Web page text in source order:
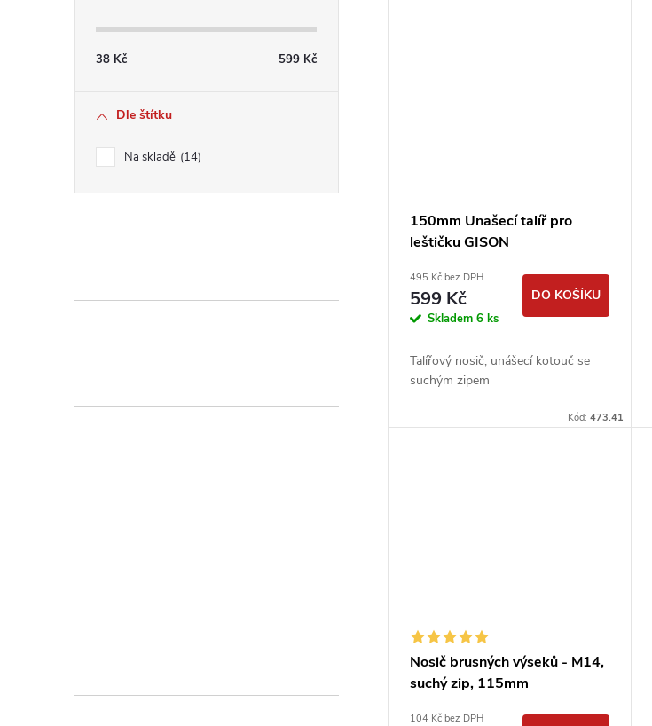
38 Kč 599 Kč
Dle štítku
Na skladě 14
150mm Unašecí talíř pro
leštičku GISON
495 Kč bez DPH
599 Kč
Skladem 6 ks
DO KOŠÍKU
Talířový nosič, unášecí kotouč se
suchým zipem
Kód:473.41
Nosič brusných výseků - M14,
suchý zip, 115mm
104 Kč bez DPH